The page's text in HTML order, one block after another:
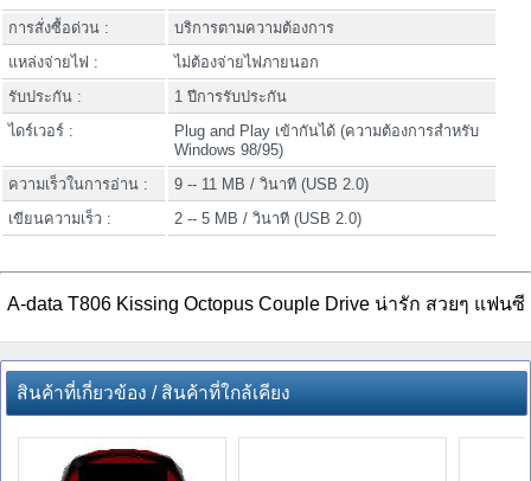
การสั่งซื้อด่วน :
บริการตามความต้องการ
แหล่งจ่ายไฟ :
ไม่ต้องจ่ายไฟภายนอก
รับประกัน :
1 ปีการรับประกัน
ไดร์เวอร์ :
Plug and Play เข้ากันได้ (ความต้องการสำหรับ
Windows 98/95)
ความเร็วในการอ่าน :
9 -- 11 MB / วินาที (USB 2.0)
เขียนความเร็ว :
2 -- 5 MB / วินาที (USB 2.0)
A-data T806 Kissing Octopus Couple Drive น่ารัก สวยๆ แฟนซี
สินค้าที่เกี่ยวข้อง / สินค้าที่ใกล้เคียง